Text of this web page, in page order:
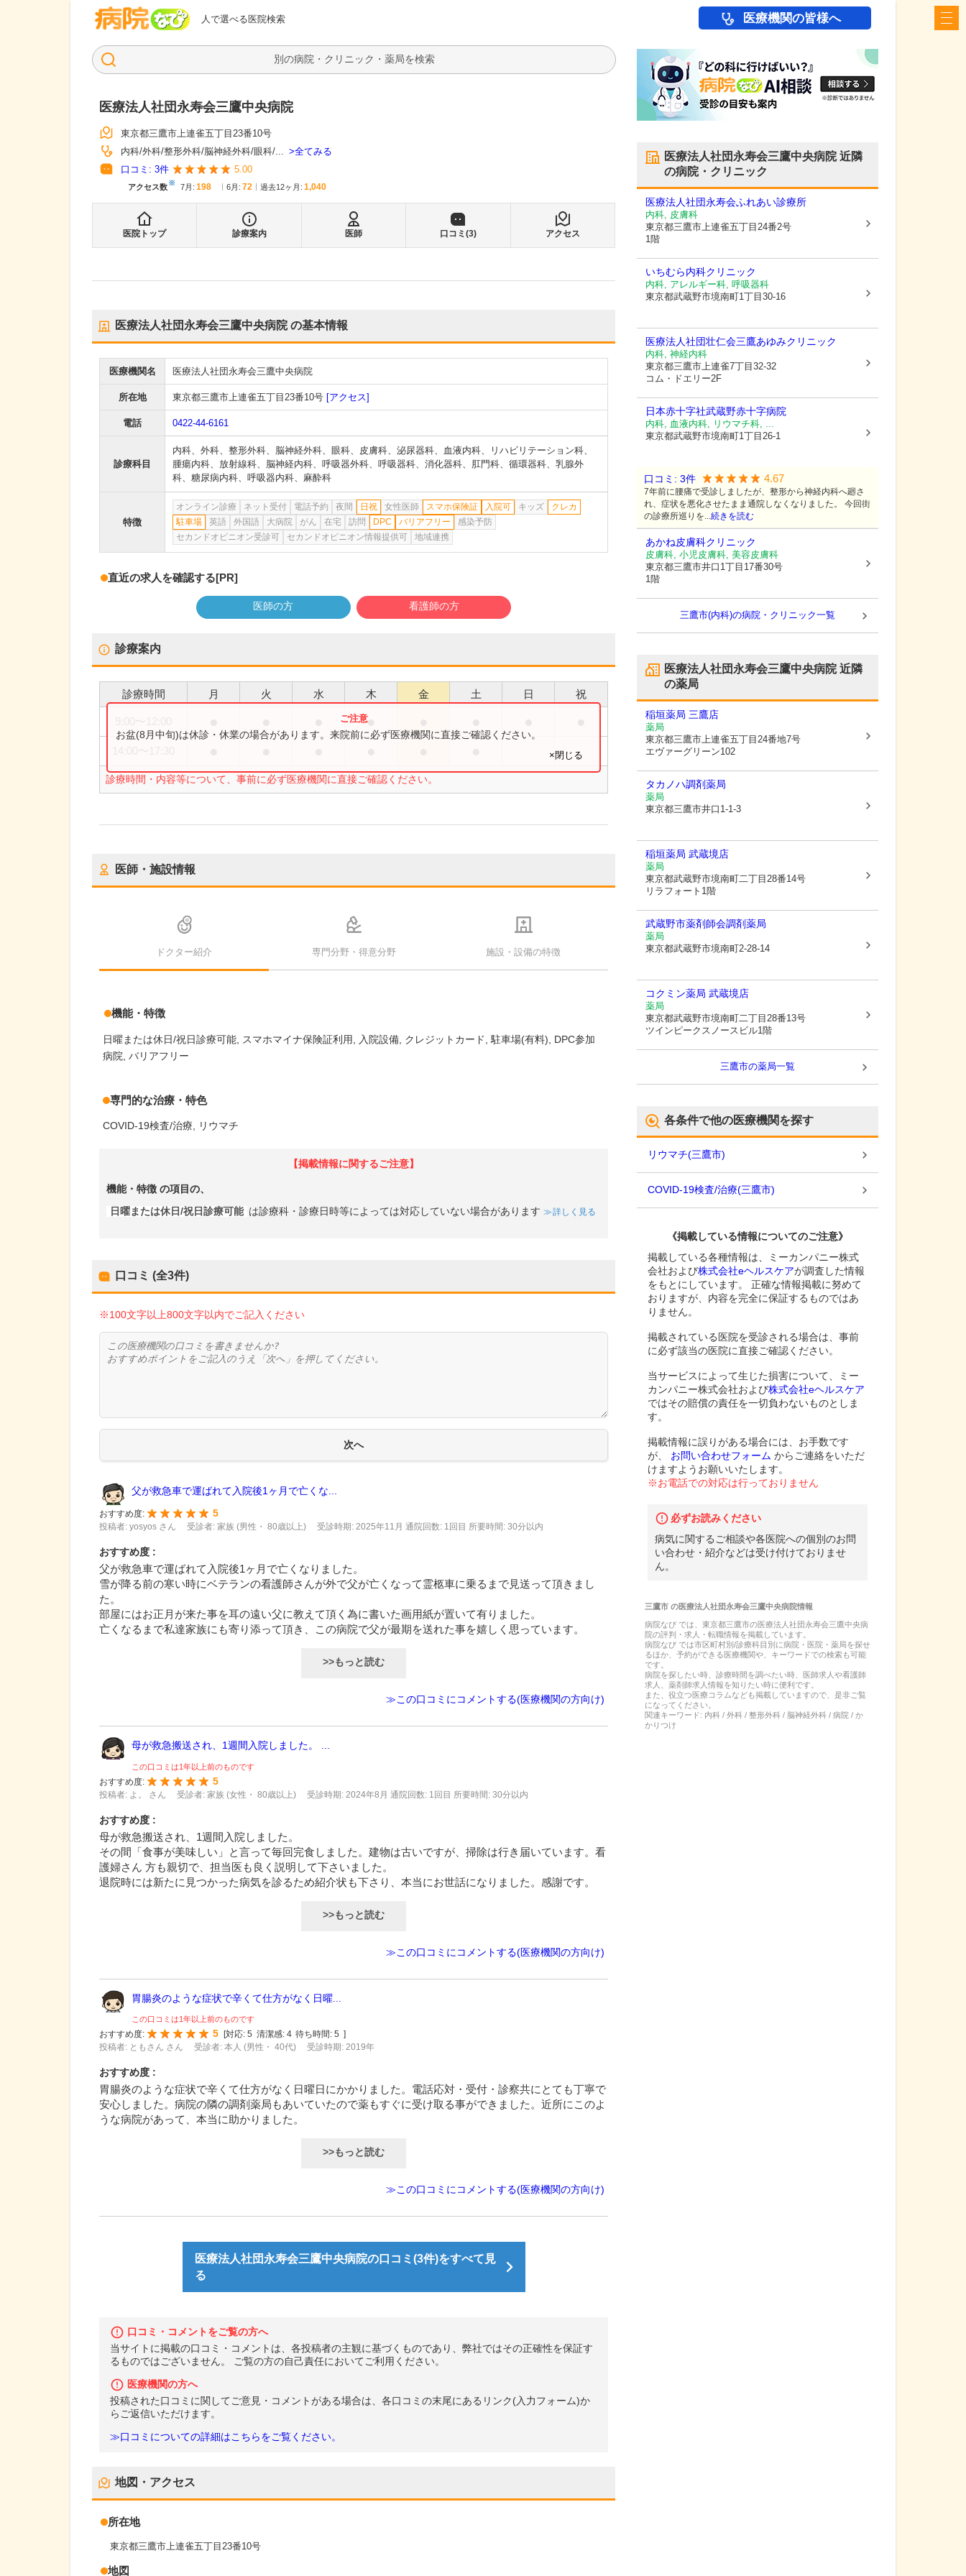
人で選べる医院検索
病院なび 医療機関の皆様へ
検索
医療法人社団永寿会三鷹中央病院
東京都三鷹市上連雀五丁目23番10号
内科 外科 整形外科 脳神経外科 眼科 ...
全てみる
口コミ: 3件 5.00
アクセス数※ 7月 : 198 6月 : 72 過去12ヶ月: 1,040
医院トップ 診療案内 医師 口コミ(3) アクセス
医療法人社団永寿会三鷹中央病院の基本情報
医療機関名 医療法人社団永寿会三鷹中央病院
所在地 東京都三鷹市上連雀五丁目23番10号 [アクセス]
電話 0422-44-6161
診療科目
内科、 外科、 整形外科、 脳神経外科、 眼科、 皮膚科、 泌尿器科、 血液内科、 リハビリテーション科、
腫瘍内科、 放射線科、 脳神経内科、 呼吸器外科、 呼吸器科、 消化器科、 肛門科、 循環器科、 乳腺外
科、 糖尿病内科、 呼吸器内科、 麻酔科
特徴
オンライン診療 ネット受付 電話予約 夜間 日祝 女性医師 スマホ保険証 入院可 キッズ
クレカ
駐車場
英語 外国語 大病院 がん 在宅 訪問 DPC バリアフリー
感染予防
セカンドオピニオン受診可
セカンドオピニオン情報提供可 地域連携
直近の求人を確認する[PR]
医師の方 看護師の方
診療案内
診療時間 月 火 水 木 金 土 日 祝
●
診療時間・内容等について、事前に必ず医療機関に直接ご確認ください。
お盆(8月中旬)は休診・休業の場合があります。来院前に必ず医療機関に直接ご確認ください。
×閉じる
医師・施設情報
ドクター紹介 専門分野・得意分野 施設・設備の特徴
機能・特徴
日曜または休日/祝日診療可能 スマホマイナ保険証利用 入院設備 クレジットカード 駐車場(有料)
DPC参加
病院 バリアフリー
専門的な治療・特色
COVID-19検査/治療 リウマチ
【掲載情報に関するご注意】
機能・特徴 の項目の、
日曜または休日/祝日診療可能 は診療科・診療日時等によっては対応していない場合があります 詳しく見る
口コミ (全3件)
※100文字以上800文字以内でご記入ください
父が救急車で運ばれて入院後1ヶ月で亡くな...
おすすめ度: 5
投稿者: yosyos さん 受診者: 家族 (男性・ 80歳以上) 受診時期: 2025年11月 通院回数: 1回目 所要時間: 30分以内
おすすめ度 :
父が救急車で運ばれて入院後1ヶ月で亡くなりました。
雪が降る前の寒い時にベテランの看護師さんが外で父が亡くなって霊柩車に乗るまで見送って頂きまし
た。
部屋にはお正月が来た事を耳の遠い父に教えて頂く為に書いた画用紙が置いて有りました。
亡くなるまで私達家族にも寄り添って頂き、この病院で父が最期を送れた事を嬉しく思っています。
>>もっと読む
≫この口コミにコメントする(医療機関の方向け)
母が救急搬送され、1週間入院しました。 ...
この口コミは1年以上前のものです
おすすめ度:
5
投稿者: よ。 さん 受診者: 家族 (女性・ 80歳以上) 受診時期: 2024年8月 通院回数: 1回目 所要時間: 30分以内
おすすめ度 :
母が救急搬送され、1週間入院しました。
その間「食事が美味しい」と言って毎回完食しました。建物は古いですが、掃除は行き届いています。看
護婦さん 方も親切で、担当医も良く説明して下さいました。
退院時には新たに見つかった病気を診るため紹介状も下さり、本当にお世話になりました。感謝です。
>>もっと読む
≫この口コミにコメントする(医療機関の方向け)
胃腸炎のような症状で辛くて仕方がなく日曜...
この口コミは1年以上前のものです
おすすめ度:
5 対応: 5 清潔感: 4 待ち時間: 5
投稿者: ともさん さん
受診者: 本人 (男性・ 40代) 受診時期: 2019年
おすすめ度 :
胃腸炎のような症状で辛くて仕方がなく日曜日にかかりました。電話応対・受付・診察共にとても丁寧で
安心しました。病院の隣の調剤薬局もあいていたので薬もすぐに受け取る事ができました。近所にこのよ
うな病院があって、本当に助かりました。
>>もっと読む
≫この口コミにコメントする(医療機関の方向け)
医療法人社団永寿会三鷹中央病院の口コミ(3件)をすべて見
る
口コミ・コメントをご覧の方へ
当サイトに掲載の口コミ・コメントは、各投稿者の主観に基づくものであり、弊社ではその正確性を保証す
るものではございません。 ご覧の方の自己責任においてご利用ください。
医療機関の方へ
投稿された口コミに関してご意見・コメントがある場合は、各口コミの末尾にあるリンク(入力フォーム)か
らご返信いただけます。
≫口コミについての詳細はこちらをご覧ください。
地図・アクセス
所在地
東京都三鷹市上連雀五丁目23番10号
地図
医療法人社団永寿会三鷹中央病院近隣
の病院・クリニック
医療法人社団永寿会ふれあい診療所
内科, 皮膚科
東京都三鷹市上連雀五丁目24番2号
1階
いちむら内科クリニック
内科, アレルギー科, 呼吸器科
東京都武蔵野市境南町1丁目30-16
医療法人社団壮仁会三鷹あゆみクリニック
内科, 神経内科
東京都三鷹市上連雀7丁目32-32
コム・ドエリー2F
日本赤十字社武蔵野赤十字病院
内科, 血液内科, リウマチ科, ...
東京都武蔵野市境南町1丁目26-1
口コミ: 3件 4.67
7年前に腰痛で受診しましたが、整形から神経内科へ廻さ
れ、症状を悪化させたまま通院しなくなりました。 今回街
の診療所巡りを...続きを読む
あかね皮膚科クリニック
皮膚科, 小児皮膚科, 美容皮膚科
東京都三鷹市井口1丁目17番30号
1階
三鷹市(内科)の病院・クリニック一覧
医療法人社団永寿会三鷹中央病院近隣
の薬局
稲垣薬局 三鷹店
薬局
東京都三鷹市上連雀五丁目24番地7号
エヴァーグリーン102
タカノハ調剤薬局
薬局
東京都三鷹市井口1-1-3
稲垣薬局 武蔵境店
薬局
東京都武蔵野市境南町二丁目28番14号
リラフォート1階
武蔵野市薬剤師会調剤薬局
薬局
東京都武蔵野市境南町2-28-14
コクミン薬局 武蔵境店
薬局
東京都武蔵野市境南町二丁目28番13号
ツインピークスノースビル1階
三鷹市の薬局一覧
各条件で他の医療機関を探す
リウマチ(三鷹市)
COVID-19検査/治療(三鷹市)
《掲載している情報についてのご注意》
掲載している各種情報は、ミーカンパニー株式
会社および株式会社eヘルスケアが調査した情報
をもとにしています。 正確な情報掲載に努めて
おりますが、内容を完全に保証するものではあ
りません。
掲載されている医院を受診される場合は、事前
に必ず該当の医院に直接ご確認ください。
当サービスによって生じた損害について、ミー
カンパニー株式会社および株式会社eヘルスケア
ではその賠償の責任を一切負わないものとしま
す。
掲載情報に誤りがある場合には、お手数です
が、
お問い合わせフォーム からご連絡をいただ
けますようお願いいたします。
※お電話での対応は行っておりません
必ずお読みください
病気に関するご相談や各医院への個別のお問
い合わせ・紹介などは受け付けておりませ
ん。
三鷹市の医療法人社団永寿会三鷹中央病院情報
病院なび では、 東京都三鷹市の医療法人社団永寿会三鷹中央病
院の評判・求人・転職情報を掲載しています。
病院なび では市区町村別/診療科目別に病院・医院・薬局を探せ
るほか、予約ができる医療機関や、キーワードでの検索も可能
です。
病院を探したい時、診療時間を調べたい時、医師求人や看護師
求人、薬剤師求人情報を知りたい時に便利です。
また、役立つ医療コラムなども掲載していますので、是非ご覧
になってください。
関連キーワード: 内科 / 外科 / 整形外科 / 脳神経外科 / 病院 / か
かりつけ